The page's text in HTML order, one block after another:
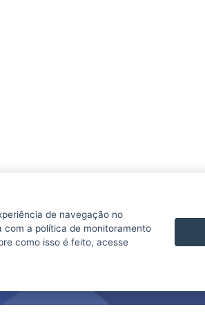
de navegação no
a política de monitoramento
como isso é feito, acesse